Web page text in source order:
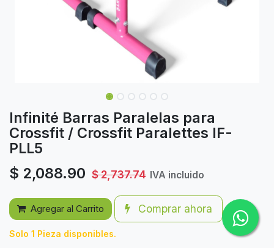
Infinité Barras Paralelas para
Crossfit / Crossfit Paralettes IF-
PLL5
$ 2,088.90 $2,737.74 IVA incluido
Agregar al Carrito Comprar ahora
Solo 1 Pieza disponibles.